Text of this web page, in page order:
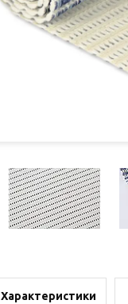
Характеристики